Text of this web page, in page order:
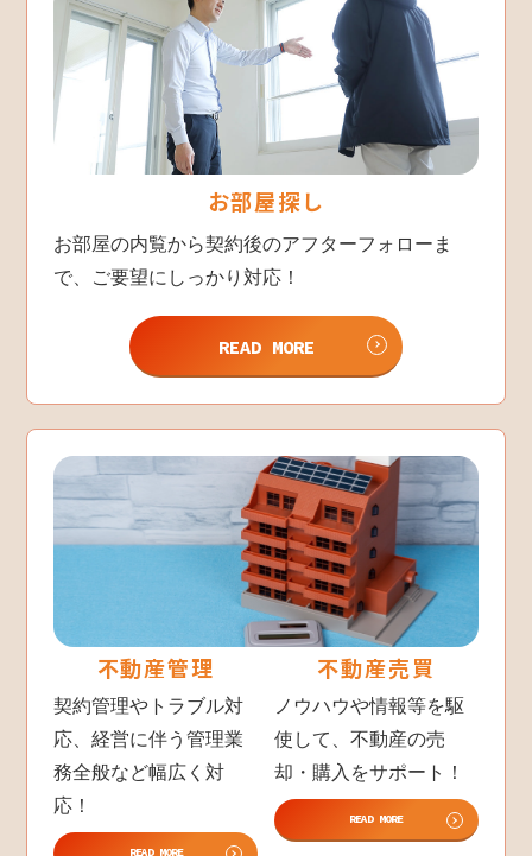
お部屋探し
お部屋の内覧から契約後のアフターフォローま
で、ご要望にしっかり対応！
READ MORE
不動産管理
契約管理やトラブル対
応、経営に伴う管理業
務全般など幅広く対
応！
READ MORE
不動産売買
ノウハウや情報等を駆
使して、不動産の売
却・購入をサポート！
READ MORE